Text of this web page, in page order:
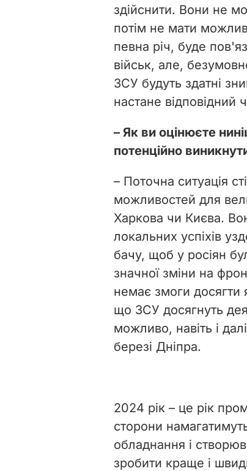
здійснити. Вони не
потім не мати
певна річ, буде
військ, але,
ЗСУ будуть здатні
настане відповідний
– Як ви оцінюєте
потенційно
– Поточна ситуація
можливостей для
Харкова чи Києва.
локальних успіхів
бачу, щоб у росіян
значної зміни на
немає змоги досягти
що ЗСУ досягнуть
можливо, навіть і
березі Дніпра.
2024 рік – це рік
сторони
обладнання і
зробити краще і